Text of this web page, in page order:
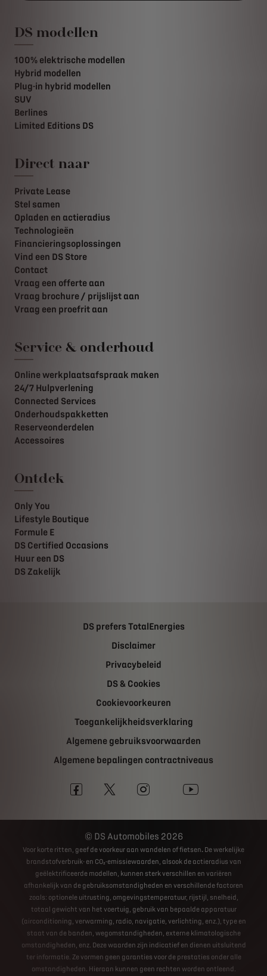
DS modellen
100% elektrische modellen
Hybrid modellen
Plug-in hybrid modellen
SUV
Berlines
Limited Editions DS
Direct naar
Private Lease
Stel samen
Opladen en actieradius
Technologieën
Financieringsoplossingen
Vind een DS Store
Contact
Vraag een offerte aan
Vraag brochure / prijslijst aan
Vraag een proefrit aan
Service & onderhoud
Online werkplaatsafspraak maken
24/7 Hulpverlening
Connected Services
Onderhoudspakketten
Reserveonderdelen
Accessoires
Ontdek
Only You
Lifestyle Boutique
Formule E
DS Certified Occasions
Huur een DS
DS Zakelijk
DS prefers TotalEnergies
Disclaimer
Privacybeleid
DS & Cookies
Cookievoorkeuren
Toegankelijkheidsverklaring
Algemene gebruiksvoorwaarden
Algemene bepalingen contractniveaus
DS Automobiles 2026
Voor korte ritten, geef de voorkeur aan wandelen of fietsen. De werkelijke
brandstofverbruik- en CO₂-emissiewaarden, alsook de actieradius van
geëlektrificeerde modellen, kunnen sterk verschillen en variëren
afhankelijk van de gebruiksomstandigheden en verschillende factoren
zoals: optionele uitrusting, omgevingstemperatuur, rijstijl, snelheid,
totaal gewicht van het voertuig, gebruik van bepaalde apparatuur
(airconditioning, verwarming, radio, navigatie, verlichting, enz.), type en
staat van de banden, wegomstandigheden, externe klimatologische
omstandigheden, enz. Deze waarden zijn indicatief en dienen uitsluitend
ter informatie. Ze vormen geen garanties voor de prestaties onder alle
omstandigheden. Hieraan kunnen geen rechten worden ontleend.